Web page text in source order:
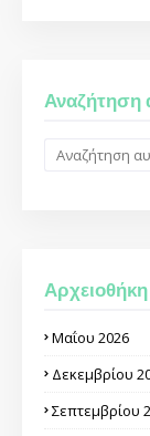
Αναζήτηση
Μαΐου 2026
Δεκεμβρίου
Σεπτεμβρίου